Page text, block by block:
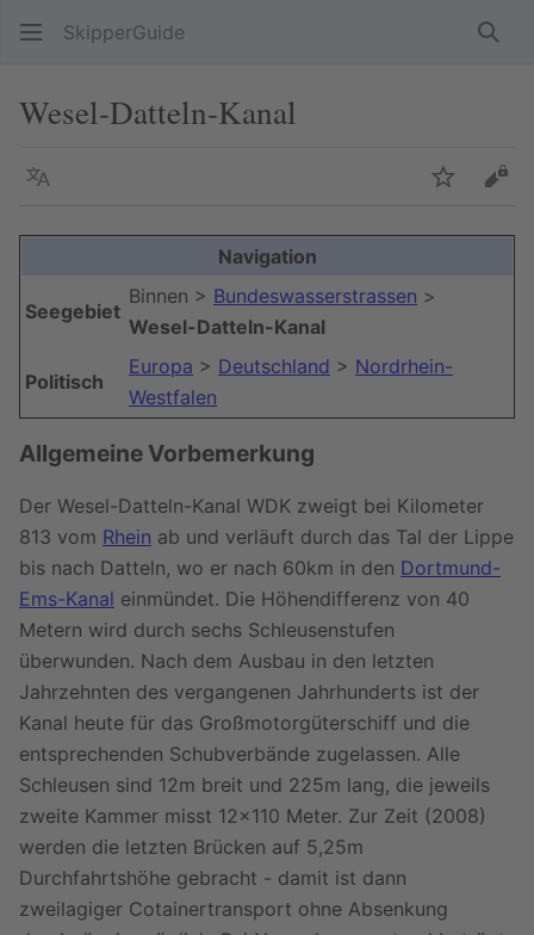
SkipperGuide
Wesel-Datteln-Kanal
Sprache
Navigation
Seegebiet
Binnen > Bundeswasserstrassen >
Wesel-Datteln-Kanal
Politisch
Europa > Deutschland > Nordrhein-
Westfalen
Allgemeine Vorbemerkung
Der Wesel-Datteln-Kanal WDK zweigt bei Kilometer
813 vom Rhein ab und verläuft durch das Tal der Lippe
bis nach Datteln, wo er nach 60km in den Dortmund-
Ems-Kanal einmündet. Die Höhendifferenz von 40
Metern wird durch sechs Schleusenstufen
überwunden. Nach dem Ausbau in den letzten
Jahrzehnten des vergangenen Jahrhunderts ist der
Kanal heute für das Großmotorgüterschiff und die
entsprechenden Schubverbände zugelassen. Alle
Schleusen sind 12m breit und 225m lang, die jeweils
zweite Kammer misst 12x110 Meter. Zur Zeit (2008)
werden die letzten Brücken auf 5,25m
Durchfahrtshöhe gebracht - damit ist dann
zweilagiger Cotainertransport ohne Absenkung